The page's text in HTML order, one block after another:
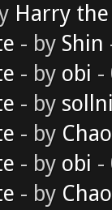
Harry
- by Shin
- by obi -
- by
- by
- by obi -
- by